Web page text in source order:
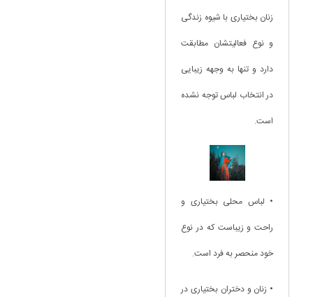
زنان بختیاری با شیوه زندگی
و نوع فعالیتشان مطابقت
دارد و تنها به وجهه زیبایی
در انتخاب لباس توجه نشده
است.
• لباس محلی بختیاری و
راحت و زیباست که در نوع
خود منحصر به فرد است.
• زنان و دختران بختیاری در